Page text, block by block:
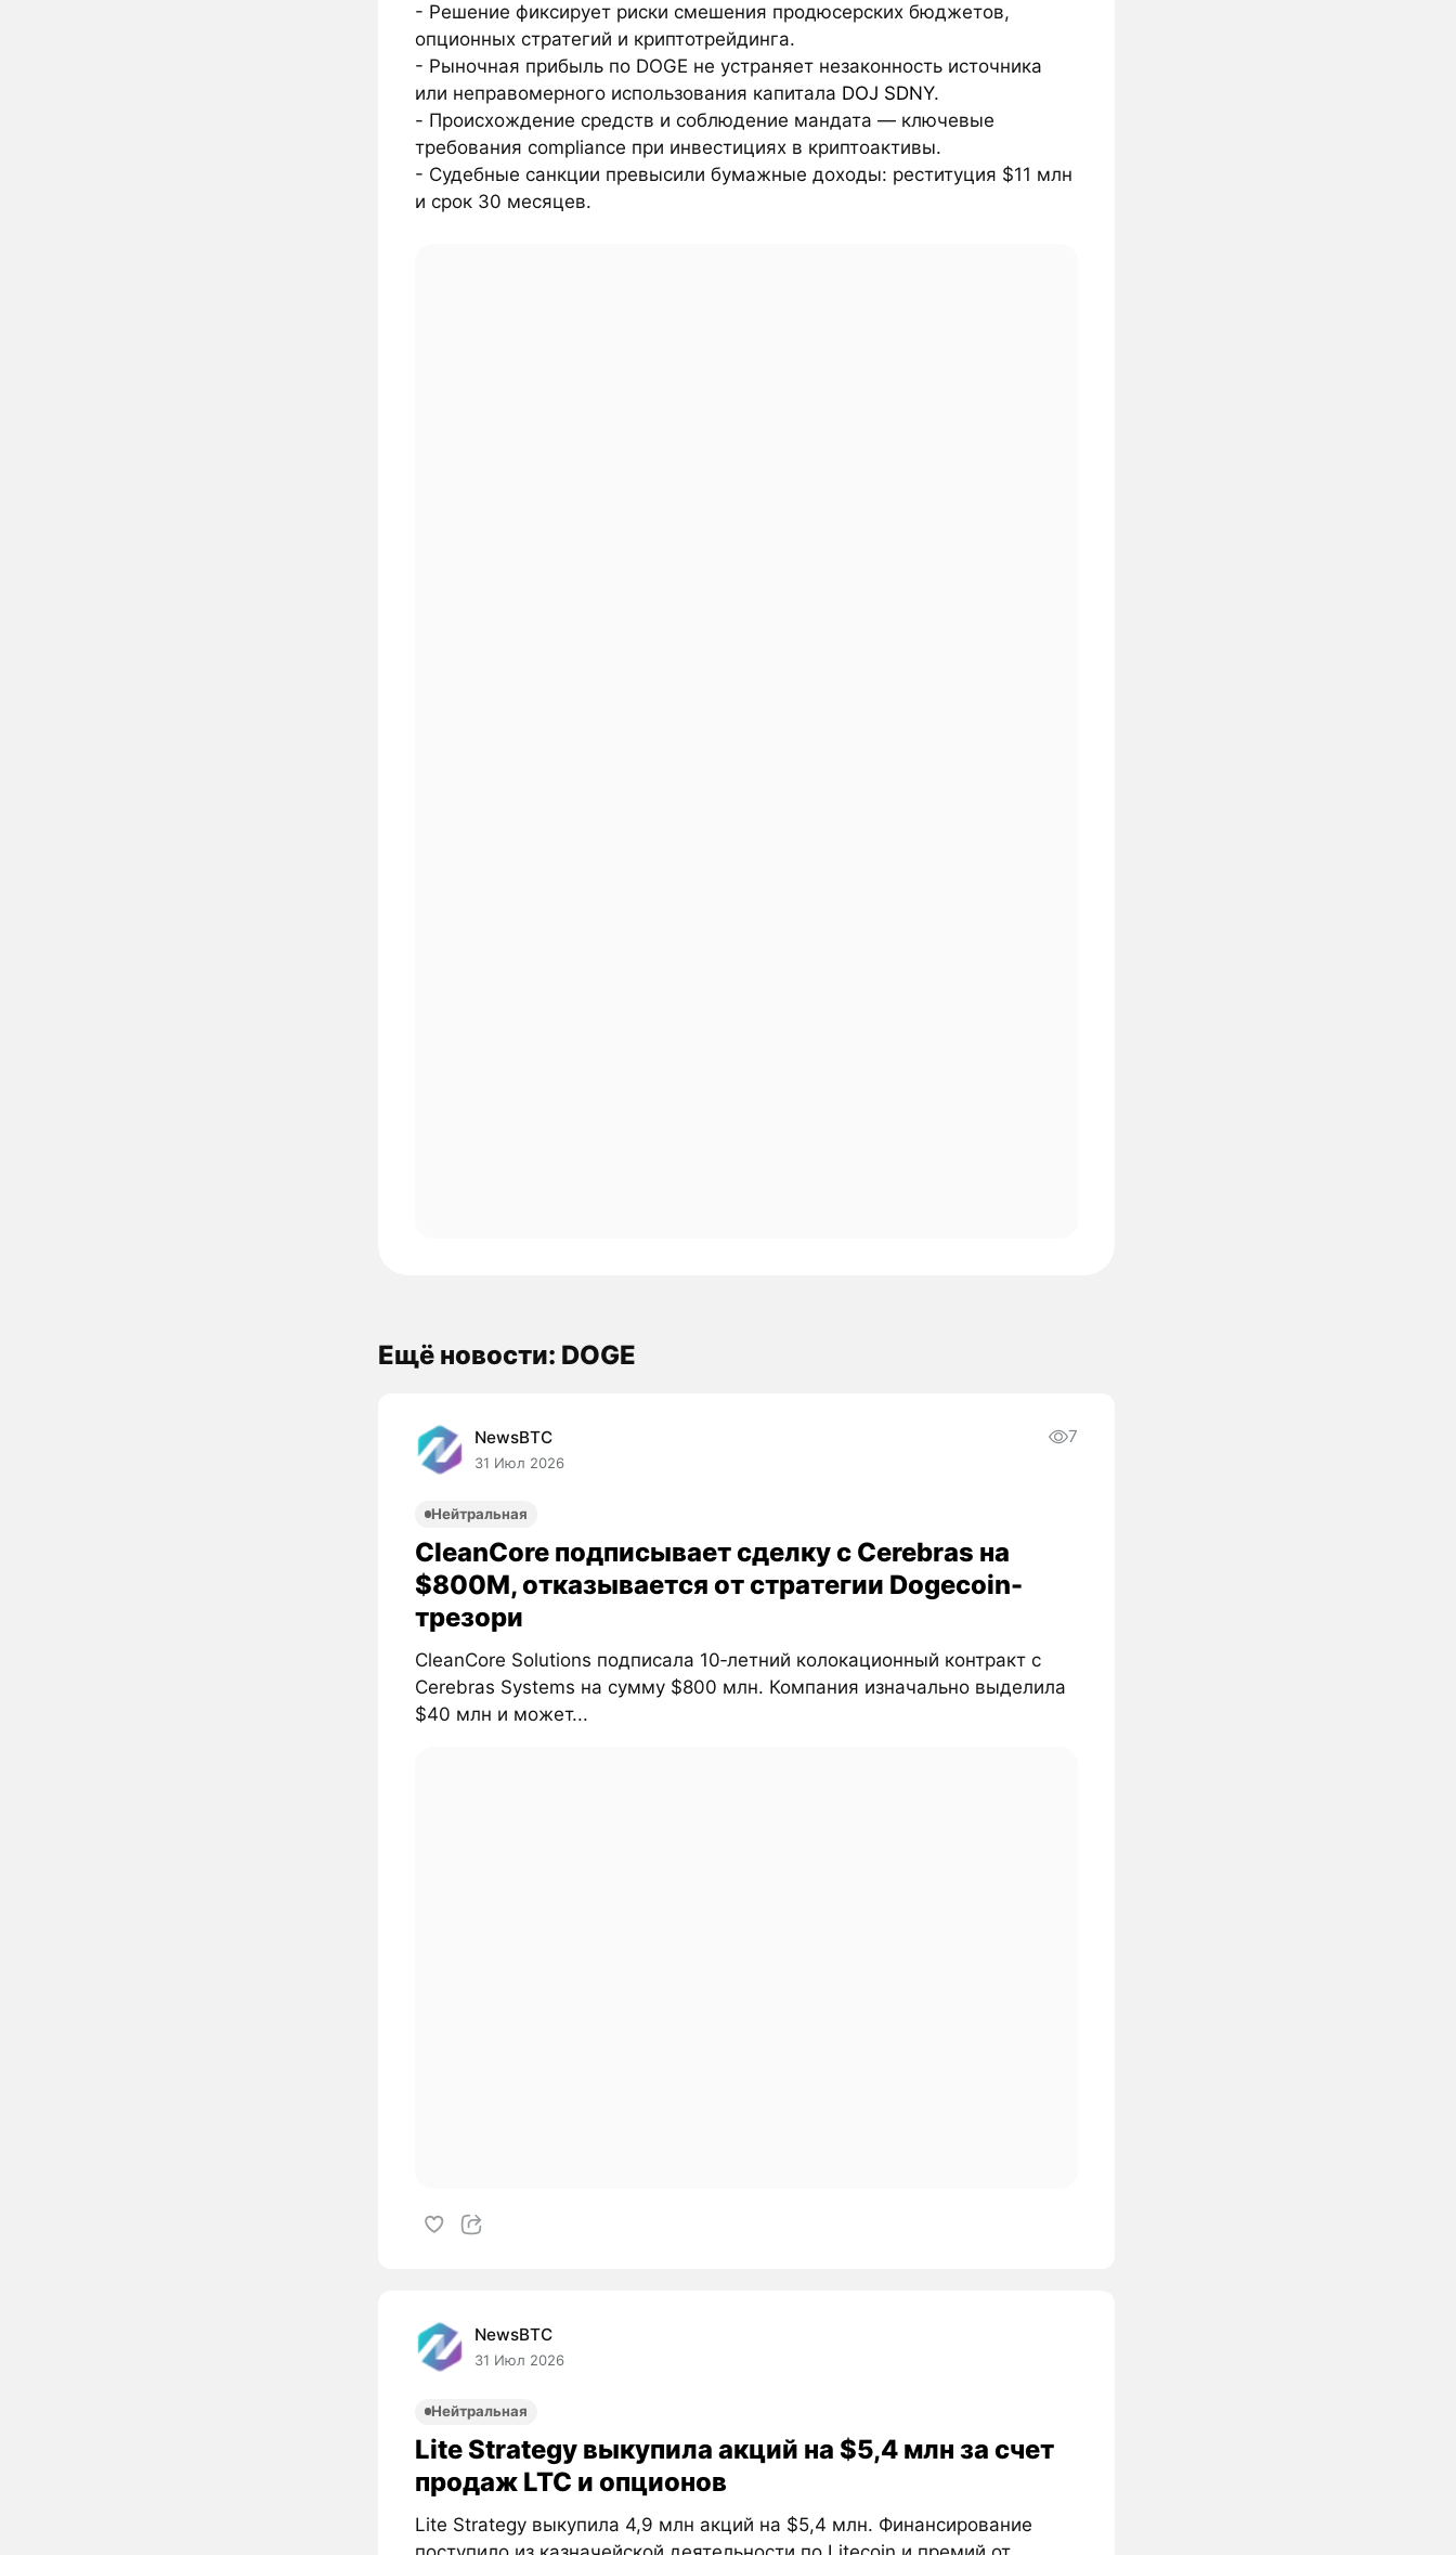
- Решение фиксирует риски смешения продюсерских бюджетов,
опционных стратегий и криптотрейдинга.
- Рыночная прибыль по DOGE не устраняет незаконность источника
или неправомерного использования капитала DOJ SDNY.
- Происхождение средств и соблюдение мандата — ключевые
требования compliance при инвестициях в криптоактивы.
- Судебные санкции превысили бумажные доходы: реституция $11 млн
и срок 30 месяцев.
Ещё новости: DOGE
NewsBTC
31 Июл 2026
7
Нейтральная
CleanCore подписывает сделку с Cerebras на
$800M, отказывается от стратегии Dogecoin-
трезори
CleanCore Solutions подписала 10‑летний колокационный контракт с
Cerebras Systems на сумму $800 млн. Компания изначально выделила
$40 млн и может...
NewsBTC
31 Июл 2026
Нейтральная
Lite Strategy выкупила акций на $5,4 млн за счет
продаж LTC и опционов
Lite Strategy выкупила 4,9 млн акций на $5,4 млн. Финансирование